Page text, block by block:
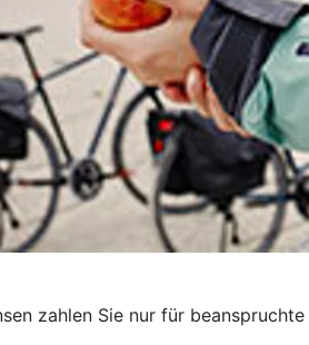
zahlen Sie nur für beanspruchte